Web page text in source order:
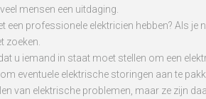
mensen een uitdaging.
professionele elektricien hebben? Als
zoeken.
u iemand in staat moet stellen om een
eventuele elektrische storingen aan te
van elektrische problemen, maar ze zijn